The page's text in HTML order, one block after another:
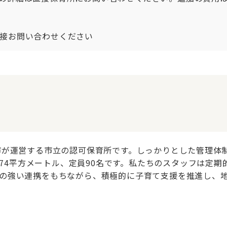
お問い合わせください
運営する市立の認可保育所です。しっかりとした管理
平方メートル、定員90名です。私たちのスタッフは定
強い連携をもちながら、積極的に子育て支援を推進し、